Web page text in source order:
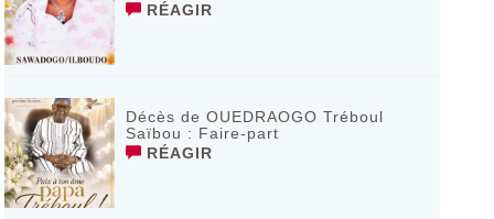
RÉAGIR
Décès de OUEDRAOGO Tréboul
Saïbou : Faire-part
RÉAGIR